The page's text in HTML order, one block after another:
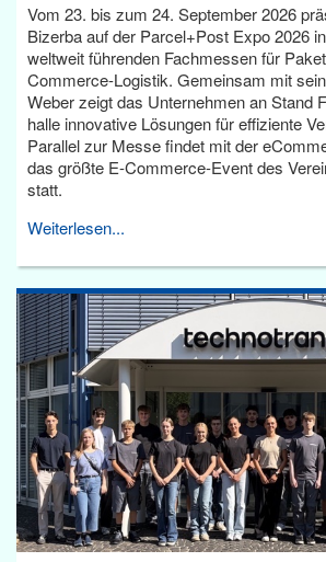
Vom 23. bis zum 24. September 2026
Bizerba auf der Parcel+Post Expo 2026
weltweit führenden Fachmessen für
Commerce-Logistik. Gemeinsam mit
Weber zeigt das Unternehmen an Stand
halle innovative Lösungen für effiziente
Parallel zur Messe findet mit der
das größte E-Commerce-Event des
statt.
Weiterlesen...